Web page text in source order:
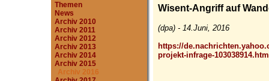
Themen
News
Archiv 2010
Archiv 2011
Archiv 2012
Archiv 2013
Archiv 2014
Archiv 2015
Archiv 2016
Wisent-Angriff auf
(dpa) - 14.Juni, 2016
https://
projekt-infrage-